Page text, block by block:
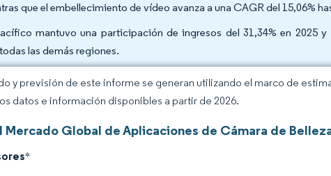
que el embellecimiento de vídeo avanza a una CAGR del 15,06%
mantuvo una participación de ingresos del 31,34% en 2025
las demás regiones.
y previsión de este informe se generan utilizando el marco de
datos e información disponibles a partir de 2026.
Global de Aplicaciones de Cámara de
*